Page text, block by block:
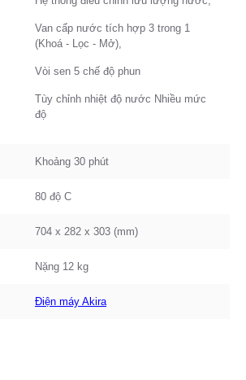
Van cấp nước tích hợp 3 trong 1
(Khoá - Lọc - Mở),
Vòi sen 5 chế độ phun
Tùy chỉnh nhiệt độ nước Nhiều mức
độ
Khoảng 30 phút
80 độ C
704 x 282 x 303 (mm)
Nặng 12 kg
Điện máy Akira